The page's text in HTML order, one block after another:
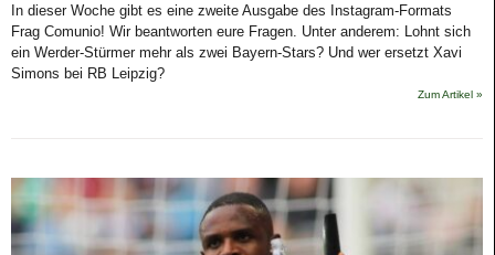
In dieser Woche gibt es eine zweite Ausgabe des Instagram-Formats
Frag Comunio! Wir beantworten eure Fragen. Unter anderem: Lohnt sich
ein Werder-Stürmer mehr als zwei Bayern-Stars? Und wer ersetzt Xavi
Simons bei RB Leipzig?
Zum Artikel »